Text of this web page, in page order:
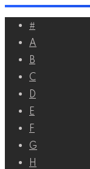
Перейти
контенту
#
A
B
C
D
E
F
G
H